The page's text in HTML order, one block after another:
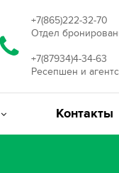
+7(865)222-32-70
Отдел
+7(87934)4-34-63
Ресепшен и
Контакты